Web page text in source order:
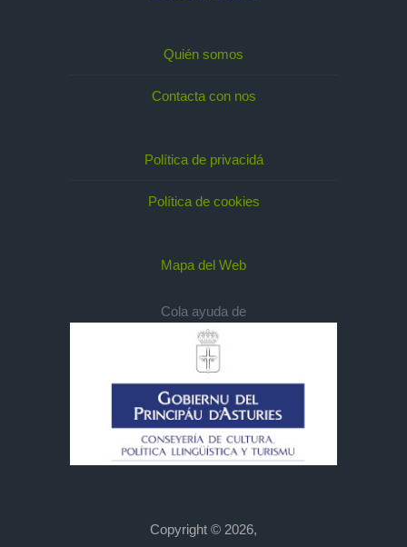
Quién somos
Contacta con nos
Política de privacidá
Política de cookies
Mapa del Web
Cola ayuda de
Copyright © 2026,